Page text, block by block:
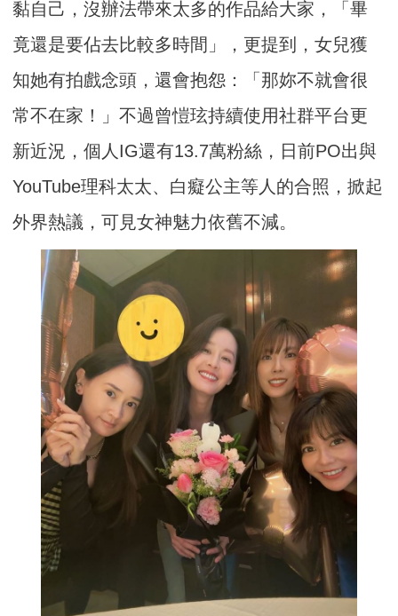
黏自己，沒辦法帶來太多的作品給大家，「畢
竟還是要佔去比較多時間」，更提到，女兒獲
知她有拍戲念頭，還會抱怨：「那妳不就會很
常不在家！」不過曾愷玹持續使用社群平台更
新近況，個人IG還有13.7萬粉絲，日前PO出與
YouTube理科太太、白癡公主等人的合照，掀起
外界熱議，可見女神魅力依舊不減。